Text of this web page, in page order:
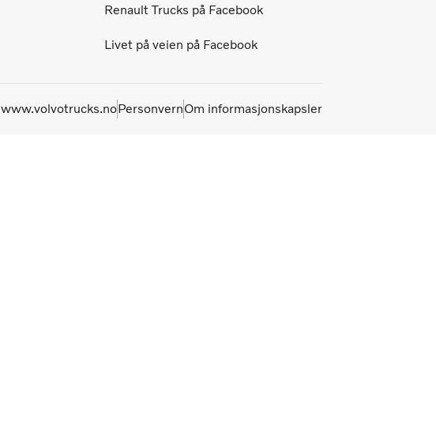
Renault Trucks på Facebook
Livet på veien på Facebook
www.volvotrucks.noPersonvernOm informasjonskapsler